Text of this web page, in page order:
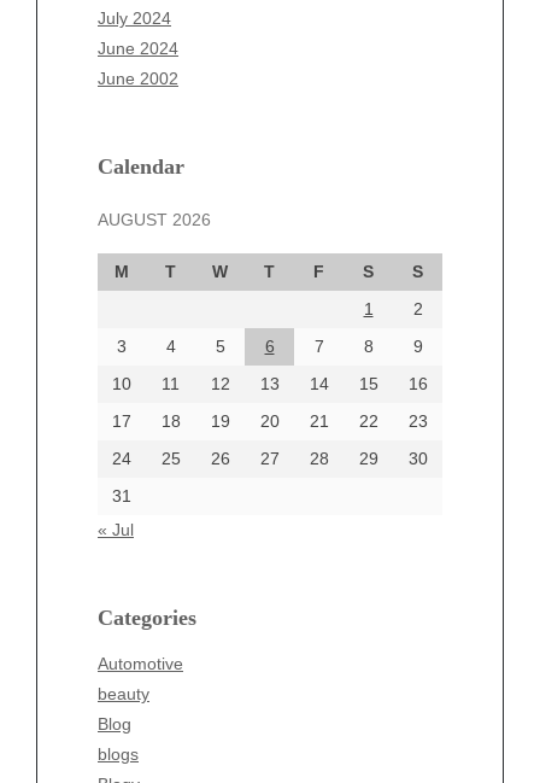
July 2024
June 2024
June 2002
Calendar
AUGUST 2026
M T W T F S
S
1
2
3
4 5 6 7 8
9
10
11 12 13 14 15
16
17
18 19 20 21 22
23
24
25 26 27 28 29
30
31
« Jul
Categories
Automotive
beauty
Blog
blogs
May 2025
April 2025
March 2025
December 2024
October 2024
September 2024
August 2024
June 2024
Categories
beauty
Business
Entertainment
Fashion
Finance